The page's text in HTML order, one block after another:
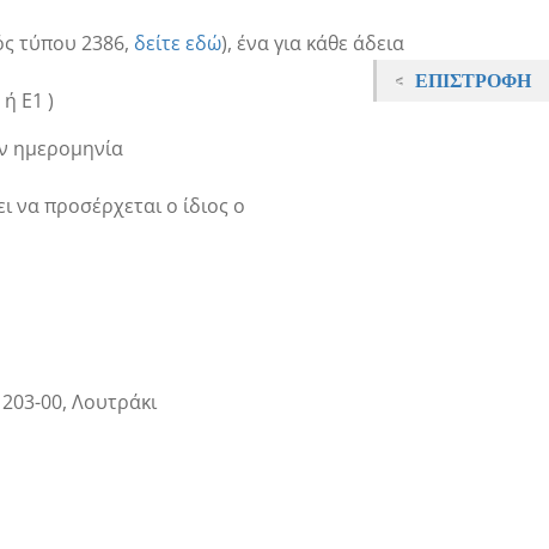
τύπου 2386, δείτε εδώ), ένα για κάθε άδεια
ή Ε1 )
ημερομηνία
να προσέρχεται ο ίδιος ο
00, Λουτράκι
ΕΠΙΣΤΡΟΦΉ